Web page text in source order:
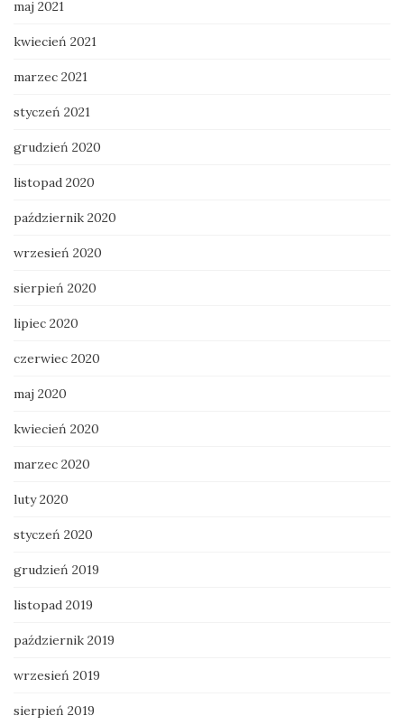
maj 2021
kwiecień 2021
marzec 2021
styczeń 2021
grudzień 2020
listopad 2020
październik 2020
wrzesień 2020
sierpień 2020
lipiec 2020
czerwiec 2020
maj 2020
kwiecień 2020
marzec 2020
luty 2020
styczeń 2020
grudzień 2019
listopad 2019
październik 2019
wrzesień 2019
sierpień 2019